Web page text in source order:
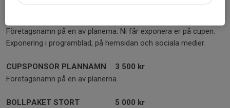
Företagsnamn på en av planerna. Ni får exponera er på cupen.
Exponering i programblad, på hemsidan och sociala medier.
CUPSPONSOR PLANNAMN
3 500 kr
Företagsnamn på en av planerna.
BOLLPAKET STORT
5 000 kr